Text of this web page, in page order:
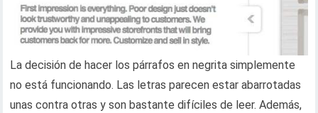
La decisión de hacer los párrafos en negrita simplemente
no está funcionando. Las letras parecen estar abarrotadas
unas contra otras y son bastante difíciles de leer. Además,